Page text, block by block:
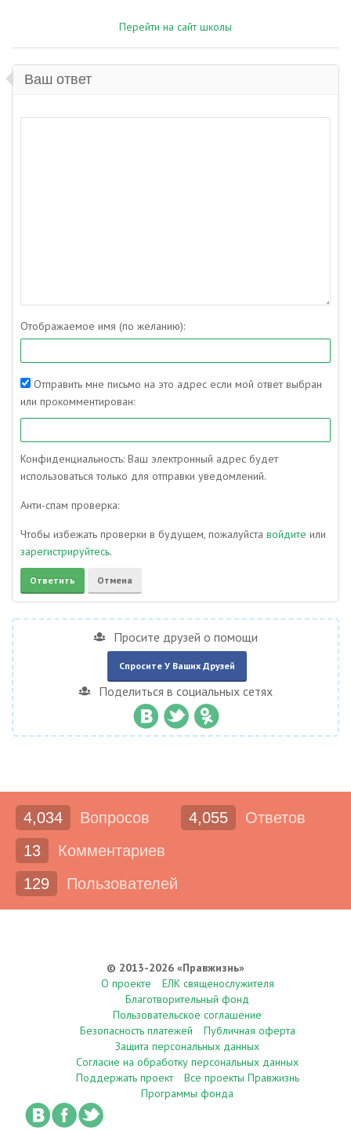
Перейти на сайт школы
Ваш ответ
Отображаемое имя (по желанию):
Отправить мне письмо на это адрес если мой ответ выбран
или прокомментирован:
Конфиденциальность: Ваш электронный адрес будет
использоваться только для отправки уведомлений.
Анти-спам проверка:
Чтобы избежать проверки в будущем, пожалуйста войдите или
зарегистрируйтесь.
Просите друзей о помощи
Спросите У Ваших Друзей
Поделиться в социальных сетях
4,034 Вопросов 4,055
Ответов
13
Комментариев
129
Пользователей
© 2013-2026 «Правжизнь»
О проекте
ЕЛК священослужителя
Благотворительный фонд
Пользовательское соглашение
Безопасность платежей
Публичная оферта
Защита персональных данных
Согласие на обработку персональных данных
Поддержать проект
Все проекты Правжизнь
Программы фонда